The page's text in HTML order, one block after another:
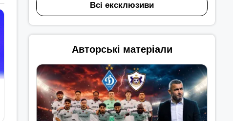
Всі ексклюзиви
Авторські матеріали